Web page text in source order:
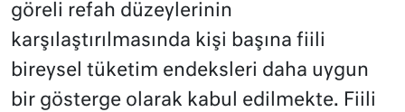
göreli refah düzeylerinin
karşılaştırılmasında kişi başına fiili
bireysel tüketim endeksleri daha uygun
bir gösterge olarak kabul edilmekte. Fiili